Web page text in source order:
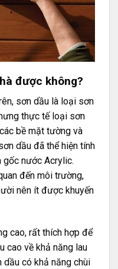
được không?
sơn dầu là loại sơn
thực tế loại sơn
bề mặt tường và
dầu đã thể hiện tính
gốc nước Acrylic.
đến môi trường,
nên ít được khuyến
cao, rất thích hợp để
cao về khả năng lau
có khả năng chùi